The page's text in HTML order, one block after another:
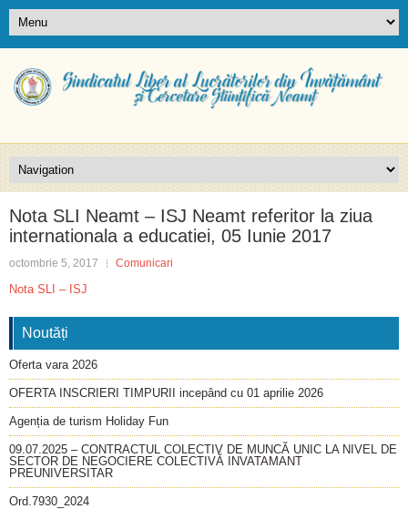
Nota SLI Neamt – ISJ Neamt referitor la ziua
internationala a educatiei, 05 Iunie 2017
octombrie 5, 2017 Comunicari
Nota SLI – ISJ
Noutăți
Oferta vara 2026
OFERTA INSCRIERI TIMPURII incepând cu 01 aprilie 2026
Agenția de turism Holiday Fun
09.07.2025 – CONTRACTUL COLECTIV DE MUNCĂ UNIC LA NIVEL DE
SECTOR DE NEGOCIERE COLECTIVĂ INVATAMANT
PREUNIVERSITAR
Ord.7930_2024